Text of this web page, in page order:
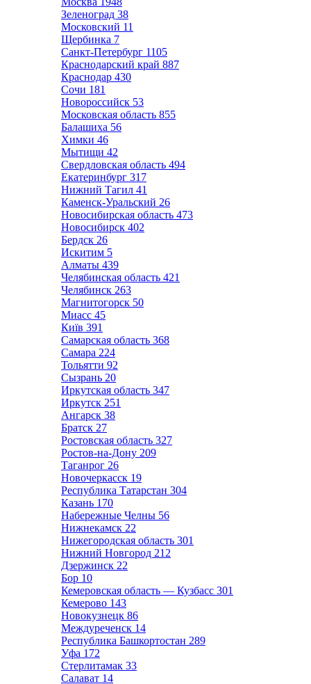
Зеленоград 38
Московский 11
Щербинка 7
Санкт-Петербург 1105
Краснодарский край 887
Краснодар 430
Сочи 181
Новороссийск 53
Московская область 855
Балашиха 56
Химки 46
Мытищи 42
Свердловская область 494
Екатеринбург 317
Нижний Тагил 41
Каменск-Уральский 26
Новосибирская область 473
Новосибирск 402
Бердск 26
Искитим 5
Алматы 439
Челябинская область 421
Челябинск 263
Магнитогорск 50
Миасс 45
Київ 391
Самарская область 368
Самара 224
Тольятти 92
Сызрань 20
Иркутская область 347
Иркутск 251
Ангарск 38
Братск 27
Ростовская область 327
Ростов-на-Дону 209
Таганрог 26
Новочеркасск 19
Республика Татарстан 304
Казань 170
Набережные Челны 56
Нижнекамск 22
Нижегородская область 301
Нижний Новгород 212
Дзержинск 22
Бор 10
Кемеровская область — Кузбасс 301
Кемерово 143
Новокузнецк 86
Междуреченск 14
Республика Башкортостан 289
Уфа 172
Стерлитамак 33
Салават 14